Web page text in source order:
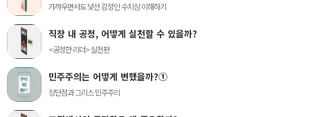
가까우면서도 낯선 감정인 수치심 이해하기
직장 내 공정, 어떻게 실천할 수 있을까?
<공정한 리더> 실전편
민주주의는 어떻게 변했을까?①
장단점과 그리스 민주주의